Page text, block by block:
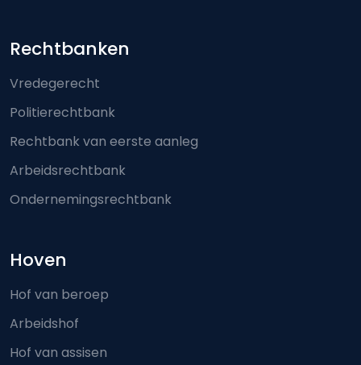
Footer-menu
Rechtbanken
Vredegerecht
Politierechtbank
Rechtbank van eerste aanleg
Arbeidsrechtbank
Ondernemingsrechtbank
Hoven
Hof van beroep
Arbeidshof
Hof van assisen